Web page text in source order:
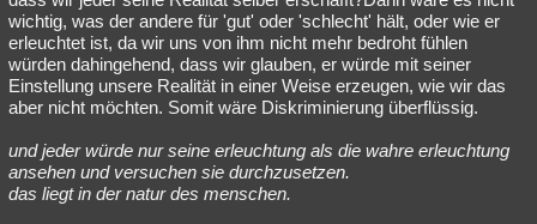
wichtig, was der andere für 'gut' oder 'schlecht' hält, oder wie er
erleuchtet ist, da wir uns von ihm nicht mehr bedroht fühlen
würden dahingehend, dass wir glauben, er würde mit seiner
Einstellung unsere Realität in einer Weise erzeugen, wie wir das
aber nicht möchten. Somit wäre Diskriminierung überflüssig.
und jeder würde nur seine erleuchtung als die wahre erleuchtung
ansehen und versuchen sie durchzusetzen.
das liegt in der natur des menschen.